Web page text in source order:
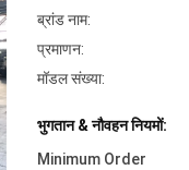
ब्रांड नाम:
प्रमाणन:
मॉडल संख्या:
भुगतान & नौवहन नियमों:
Minimum Order